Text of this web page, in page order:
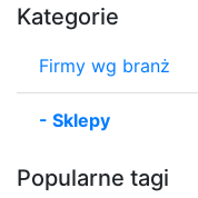
Kategorie
Firmy wg branż
- Sklepy
Popularne tagi